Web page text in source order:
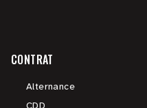
CONTRAT
Alternance
CDD